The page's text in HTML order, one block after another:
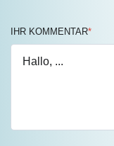
IHR KOMMENTAR*